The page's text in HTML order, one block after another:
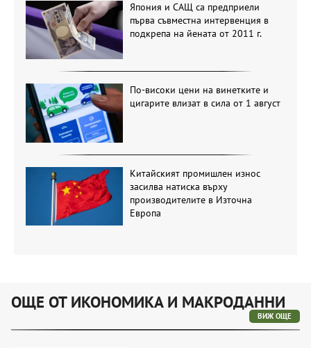
Япония и САЩ са предприели
първа съвместна интервенция в
подкрепа на йената от 2011 г.
По-високи цени на винетките и
цигарите влизат в сила от 1 август
Китайският промишлен износ
засилва натиска върху
производителите в Източна
Европа
ОЩЕ ОТ ИКОНОМИКА И МАКРОДАННИ
ВИЖ ОЩЕ